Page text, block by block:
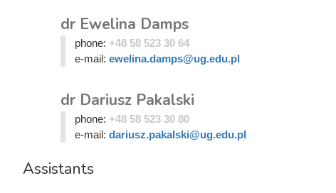
dr Ewelina Damps
phone: +48 58 523 30 64
e-mail: ewelina.damps@ug.edu.pl
dr Dariusz Pakalski
phone: +48 58 523 30 80
e-mail: dariusz.pakalski@ug.edu.pl
Assistants